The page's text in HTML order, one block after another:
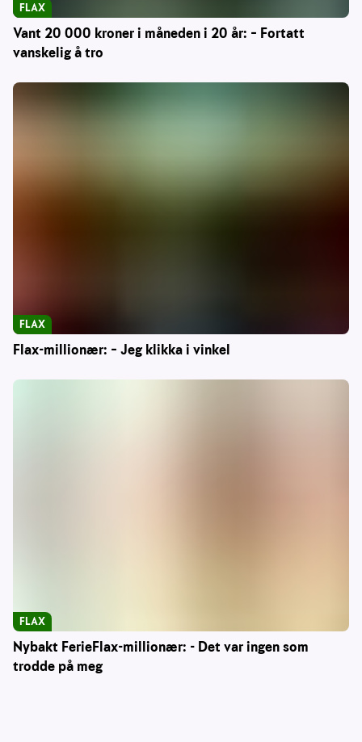
Vant 20 000 kroner i måneden i 20 år: – Fortatt
vanskelig å tro
FLAX
Flax-millionær: – Jeg klikka i vinkel
FLAX
Nybakt FerieFlax-millionær: - Det var ingen som
trodde på meg
FLAX